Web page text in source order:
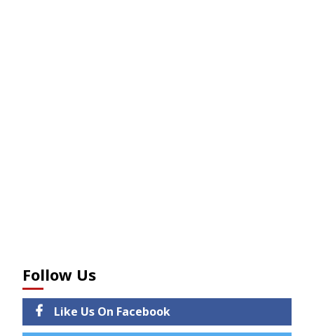
Follow Us
Like Us On Facebook